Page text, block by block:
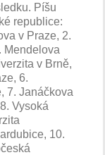
Píšu
republice:
v Praze, 2.
Mendelova
v Brně,
6.
7. Janáčkova
Vysoká
10.